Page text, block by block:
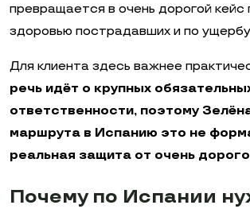
превращается в очень дорогой кейс
здоровью пострадавших и по
Для клиента здесь важнее
речь идёт о крупных
ответственности, поэтому
маршрута в Испанию это не
реальная защита от очень
Почему по Испании